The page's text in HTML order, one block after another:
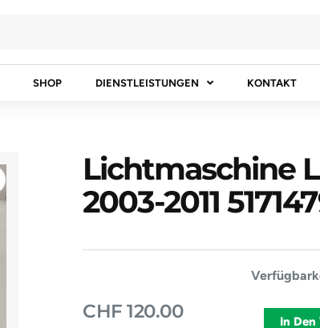
SHOP DIENSTLEISTUNGEN KONTAKT
Lichtmaschine
2003-2011
CHF 120.00
YPSILON
In